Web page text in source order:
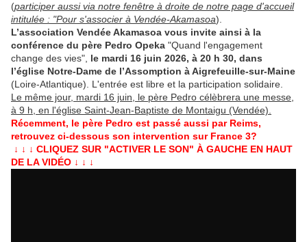
(participer aussi via notre fenêtre à droite de notre page d'accueil
intitulée : "Pour s'associer à Vendée-Akamasoa).
L’association Vendée Akamasoa vous invite ainsi à la
conférence du père Pedro Opeka "Quand l'engagement
change des vies", le mardi 16 juin 2026, à 20 h 30, dans
l’église Notre-Dame de l’Assomption à Aigrefeuille-sur-Maine
(Loire-Atlantique). L'entrée est libre et la participation solidaire.
Le même jour, mardi 16 juin, le père Pedro célèbrera une messe,
à 9 h, en l'église Saint-Jean-Baptiste de Montaigu (Vendée).
Récemment, le père Pedro est passé aussi par Reims,
retrouvez ci-dessous son intervention sur France 3?
↓ ↓ ↓ CLIQUEZ SUR "ACTIVER LE SON" À GAUCHE EN HAUT
DE LA VIDÉO ↓ ↓ ↓